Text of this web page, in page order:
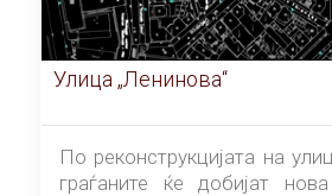
Улица „Ленинова“
По реконструкцијата на
граѓаните ќе добијат